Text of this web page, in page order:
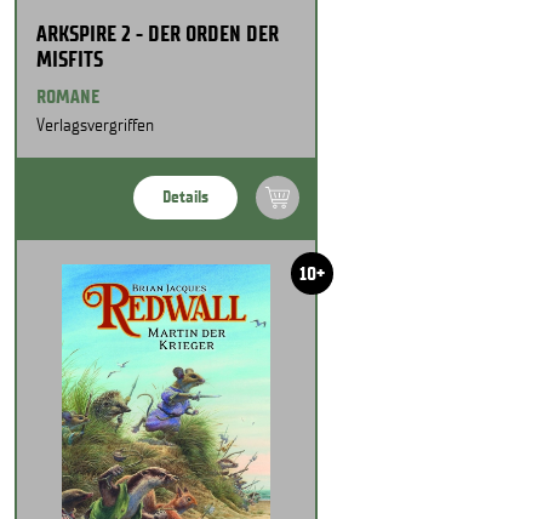
ARKSPIRE 2 - DER ORDEN DER
MISFITS
ROMANE
Verlagsvergriffen
Details
10+